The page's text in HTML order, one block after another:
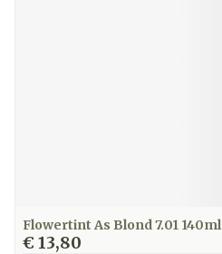
Flowertint As Blond 7.01 140ml
€ 13,80